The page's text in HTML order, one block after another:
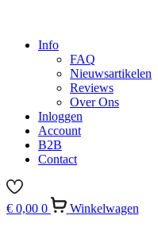
Info
FAQ
Nieuwsartikelen
Reviews
Over Ons
Inloggen
Account
B2B
Contact
€ 0,00 0
Winkelwagen